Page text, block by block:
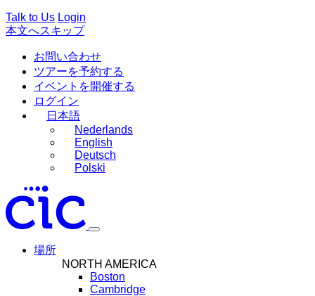
Talk to Us Login
本文へスキップ
お問い合わせ
ツアーを予約する
イベントを開催する
ログイン
日本語
Nederlands
English
Deutsch
Polski
場所
NORTH AMERICA
Boston
Cambridge